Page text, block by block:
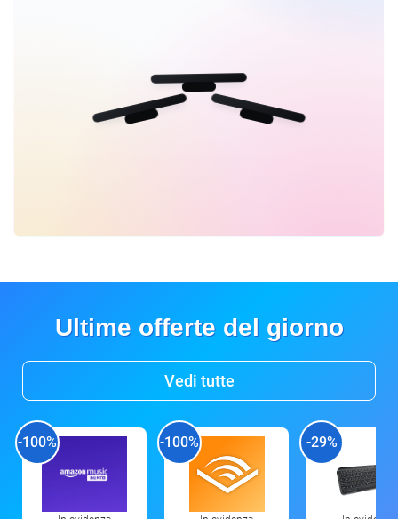
Ultime offerte del giorno
Vedi tutte
-100% -100% -29%